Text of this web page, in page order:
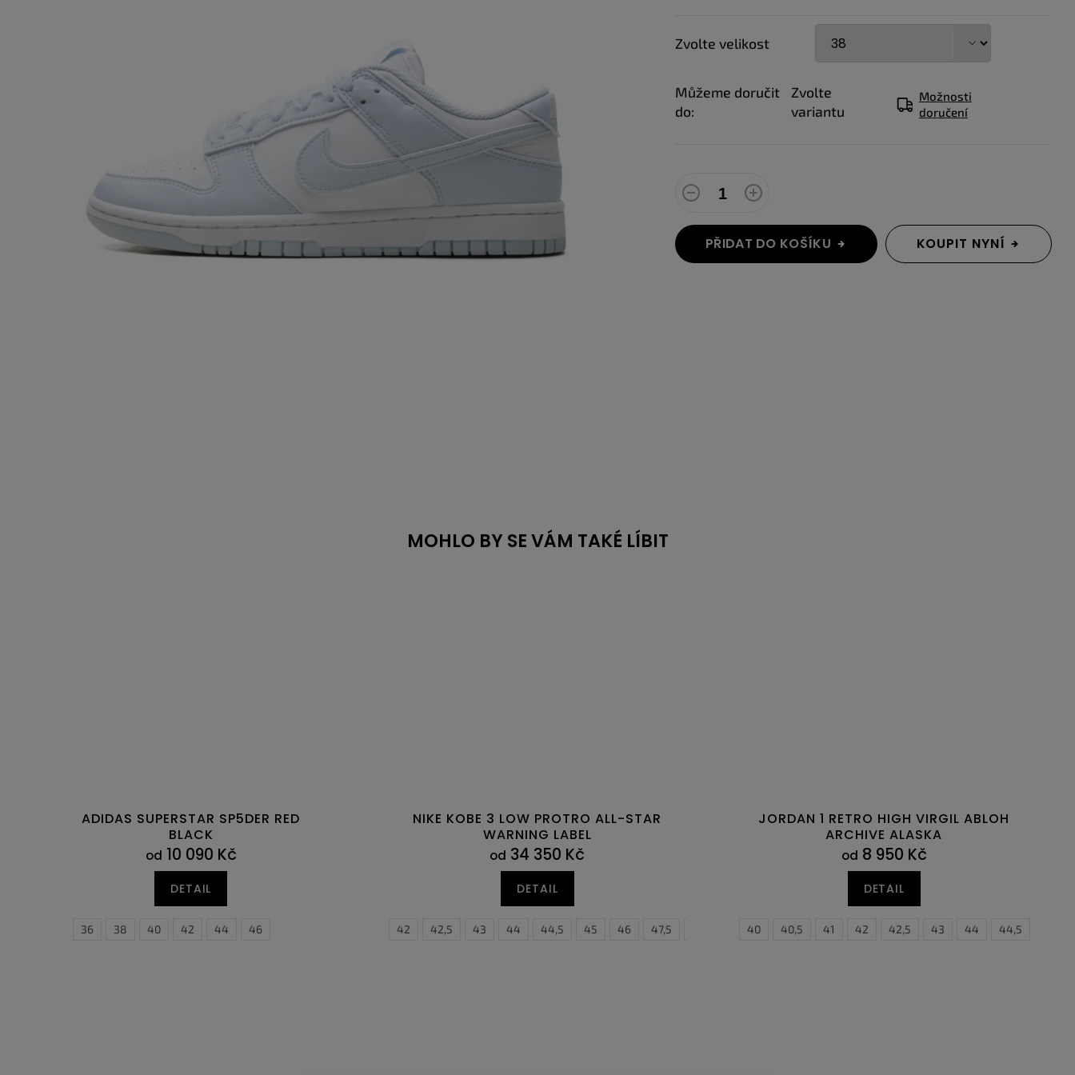
Zvolte velikost
Můžeme doručit
do:
Zvolte
variantu
Možnosti
doručení
PŘIDAT DO KOŠÍKU KOUPIT NYNÍ
MOHLO BY SE VÁM TAKÉ LÍBIT
ADIDAS SUPERSTAR SP5DER RED
BLACK
od 10 090 Kč
DETAIL
36 38 40 42 44 46
NIKE KOBE 3 LOW PROTRO ALL-STAR
WARNING LABEL
od 34 350 Kč
DETAIL
42 42,5 43 44 44,5 45 46 47,5
JORDAN 1 RETRO HIGH VIRGIL ABLOH
ARCHIVE ALASKA
od 8 950 Kč
DETAIL
36,5 37,5 38 40 40,5 41 42 42,5 43 44 44,5